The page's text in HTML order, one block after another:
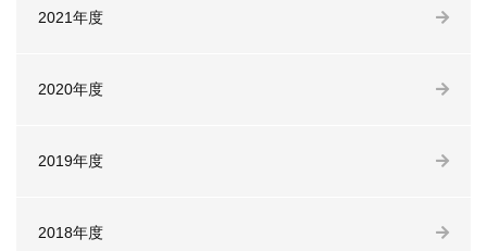
2021年度
2020年度
2019年度
2018年度